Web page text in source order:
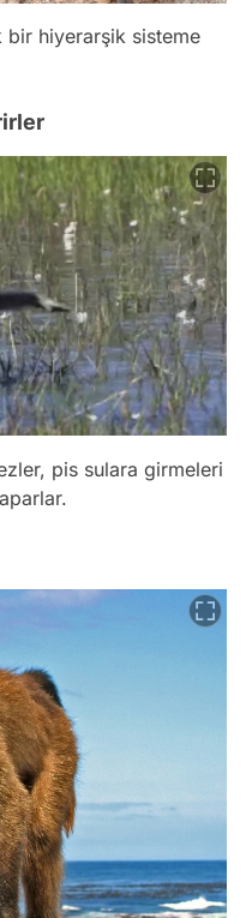
bir hiyerarşik sisteme
pis sulara girmeleri